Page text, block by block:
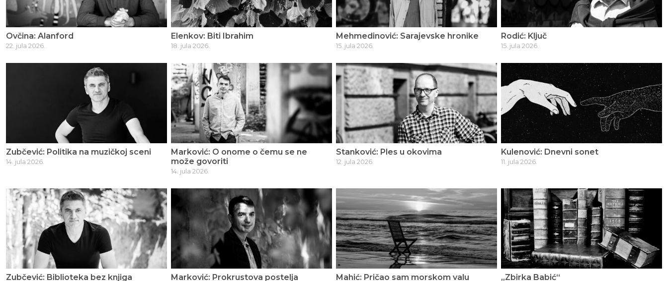
Ovčina: Alanford
22. jula 2026.
Elenkov: Biti Ibrahim
18. jula 2026.
Mehmedinović: Sarajevske hronike
15. jula 2026.
Rodić: Ključ
15. jula 2026.
Zubčević: Politika na muzičkoj sceni
14. jula 2026.
Marković: O onome o čemu se ne
može govoriti
14. jula 2026.
Stanković: Ples u okovima
12. jula 2026.
Kulenović: Dnevni sonet
11. jula 2026.
Zubčević: Biblioteka bez knjiga Marković: Prokrustova postelja Mahić: Pričao sam morskom valu „Zbirka Babić“